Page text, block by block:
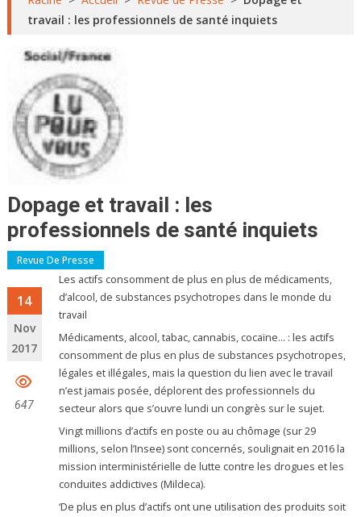
travail : les professionnels de santé inquiets
Dopage et travail : les
professionnels de santé inquiets
Revue De Presse
14
Nov
2017
647
Les actifs consomment de plus en plus de médicaments,
d’alcool, de substances psychotropes dans le monde du
travail
Médicaments, alcool, tabac, cannabis, cocaïne… : les actifs
consomment de plus en plus de substances psychotropes,
légales et illégales, mais la question du lien avec le travail
n’est jamais posée, déplorent des professionnels du
secteur alors que s’ouvre lundi un congrès sur le sujet.
Vingt millions d’actifs en poste ou au chômage (sur 29
millions, selon l’Insee) sont concernés, soulignait en 2016 la
mission interministérielle de lutte contre les drogues et les
conduites addictives (Mildeca).
‘De plus en plus d’actifs ont une utilisation des produits soit